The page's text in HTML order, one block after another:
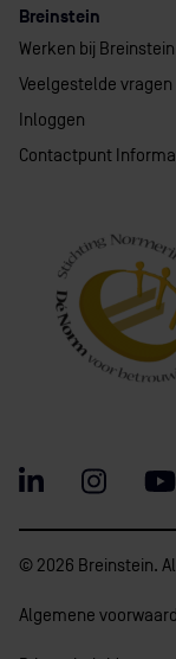
Breinstein
Werken bij Breinstein
Veelgestelde vragen
Inloggen
Contactpunt
© 2026 Breinstein.
Algemene